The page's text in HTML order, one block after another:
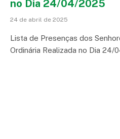
no Dia 24/04/2025
24 de abril de 2025
Lista de Presenças dos
Ordinária Realizada no Dia 24/